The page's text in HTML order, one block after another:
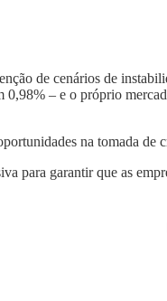
de cenários de
– e o próprio
na tomada de
para garantir que as